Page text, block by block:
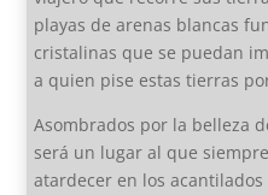
playas de arenas blancas
cristalinas que se puedan
a quien pise estas tierras
Asombrados por la belleza
será un lugar al que
atardecer en los